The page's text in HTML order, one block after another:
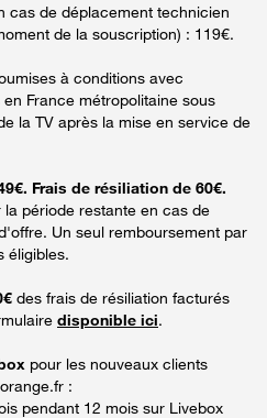
cas de déplacement technicien
de la souscription) : 119€.
à conditions avec
France métropolitaine sous
la TV après la mise en service de
Frais de résiliation de 60€.
période restante en cas de
Un seul remboursement par
éligibles.
des frais de résiliation facturés
disponible ici.
pour les nouveaux clients
:
pendant 12 mois sur Livebox